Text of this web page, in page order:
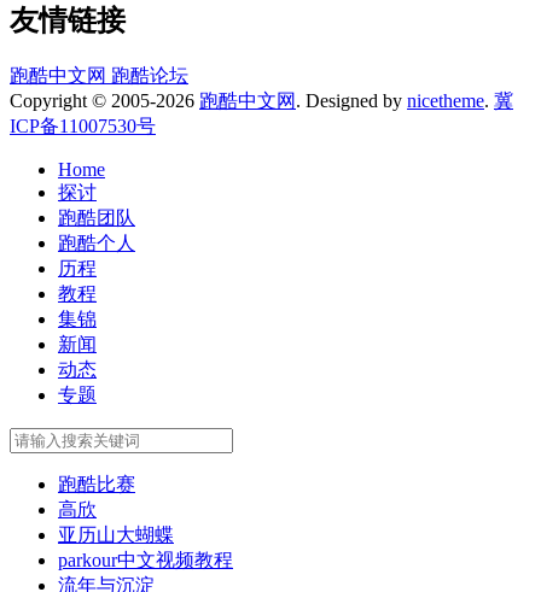
友情链接
跑酷中文网 跑酷论坛
Copyright © 2005-2026 跑酷中文网 . Designed by nicetheme. 冀
ICP备11007530号
Home
探讨
跑酷团队
跑酷个人
历程
教程
集锦
新闻
动态
专题
跑酷比赛
高欣
亚历山大蝴蝶
parkour中文视频教程
流年与沉淀